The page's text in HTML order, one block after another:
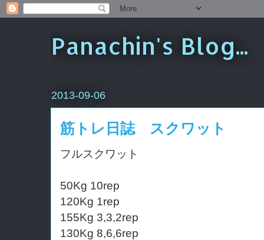
Panachin's Blog...
2013-09-06
筋トレ日誌 スクワット
フルスクワット
50Kg 10rep
120Kg 1rep
155Kg 3,3,2rep
130Kg 8,6,6rep